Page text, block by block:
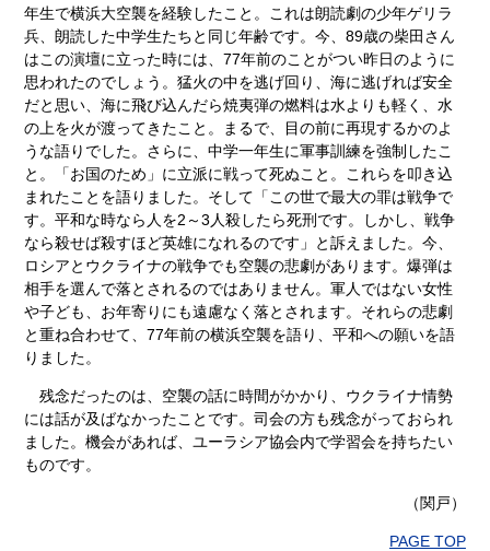
年生で横浜大空襲を経験したこと。これは朗読劇の少年ゲリラ
兵、朗読した中学生たちと同じ年齢です。今、89歳の柴田さん
はこの演壇に立った時には、77年前のことがつい昨日のように
思われたのでしょう。猛火の中を逃げ回り、海に逃げれば安全
だと思い、海に飛び込んだら焼夷弾の燃料は水よりも軽く、水
の上を火が渡ってきたこと。まるで、目の前に再現するかのよ
うな語りでした。さらに、中学一年生に軍事訓練を強制したこ
と。「お国のため」に立派に戦って死ぬこと。これらを叩き込
まれたことを語りました。そして「この世で最大の罪は戦争で
す。平和な時なら人を2～3人殺したら死刑です。しかし、戦争
なら殺せば殺すほど英雄になれるのです」と訴えました。今、
ロシアとウクライナの戦争でも空襲の悲劇があります。爆弾は
相手を選んで落とされるのではありません。軍人ではない女性
や子ども、お年寄りにも遠慮なく落とされます。それらの悲劇
と重ね合わせて、77年前の横浜空襲を語り、平和への願いを語
りました。
残念だったのは、空襲の話に時間がかかり、ウクライナ情勢
には話が及ばなかったことです。司会の方も残念がっておられ
ました。機会があれば、ユーラシア協会内で学習会を持ちたい
ものです。
（関戸）
PAGE TOP